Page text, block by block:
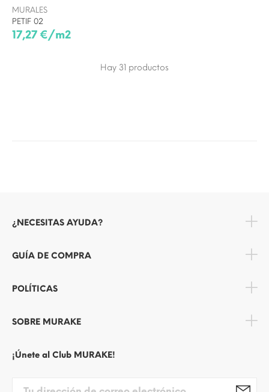
MURALES
PETIF 02
17,27 €/m2
Hay 31 productos
¿NECESITAS AYUDA?
GUÍA DE COMPRA
POLÍTICAS
SOBRE MURAKE
¡Únete al Club MURAKE!